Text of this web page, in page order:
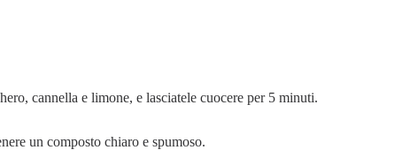
cannella e limone, e lasciatele cuocere per 5 minuti.
un composto chiaro e spumoso.